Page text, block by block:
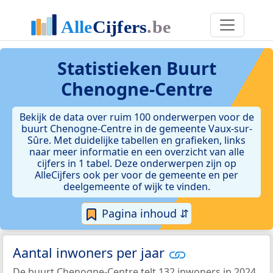
Statistieken Buurt
Chenogne-Centre
Bekijk de data over ruim 100 onderwerpen voor de
buurt Chenogne-Centre in de gemeente Vaux-sur-
Sûre. Met duidelijke tabellen en grafieken, links
naar meer informatie en een overzicht van alle
cijfers in 1 tabel. Deze onderwerpen zijn op
AlleCijfers ook per voor de gemeente en per
deelgemeente of wijk te vinden.
Pagina inhoud ⇵
Aantal inwoners per jaar